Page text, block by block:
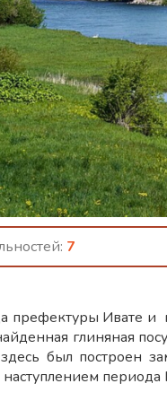
7
префектуры Ивате и
глиняная
был построен
наступлением